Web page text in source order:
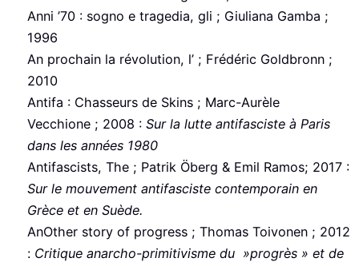
Anni ’70 : sogno e tragedia, gli ; Giuliana Gamba ;
1996
An prochain la révolution, l’ ; Frédéric Goldbronn ;
2010
Antifa : Chasseurs de Skins ; Marc-Aurèle
Vecchione ; 2008 :Sur la lutte antifasciste à Paris
dans les années 1980
Antifascists, The ; Patrik Öberg & Emil Ramos; 2017 :
Sur le mouvement antifasciste contemporain en
Grèce et en Suède.
AnOther story of progress ; Thomas Toivonen ; 2012
: Critique anarcho-primitivisme du »progrès » et de